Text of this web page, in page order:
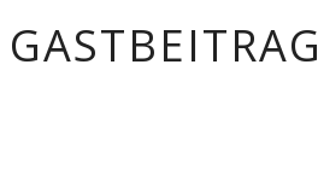
GASTBEITRAG